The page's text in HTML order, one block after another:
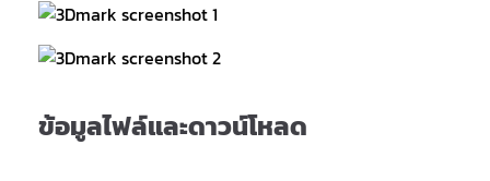
ข้อมูลไฟล์และดาวน์โหลด